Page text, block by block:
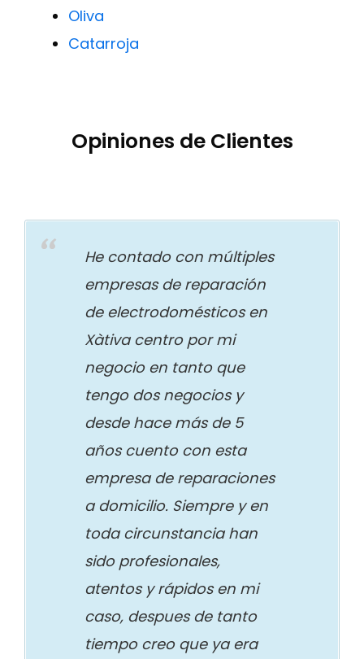
Oliva
Catarroja
Opiniones de Clientes
He contado con múltiples
empresas de reparación
de electrodomésticos en
Xàtiva centro por mi
negocio en tanto que
tengo dos negocios y
desde hace más de 5
años cuento con esta
empresa de reparaciones
a domicilio. Siempre y en
toda circunstancia han
sido profesionales,
atentos y rápidos en mi
caso, despues de tanto
tiempo creo que ya era